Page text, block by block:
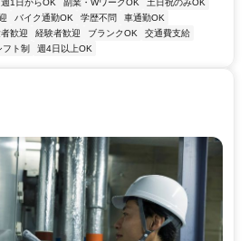
バイク通勤OK 学歴不問
車通勤OK
歓迎 経験者歓迎 ブランクOK
交通費支給
フト制 週4日以上OK